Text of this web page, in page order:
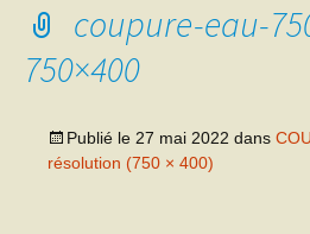
coupure-eau-
750×400
Publié le 27 mai 2022 dans
résolution (750 × 400)